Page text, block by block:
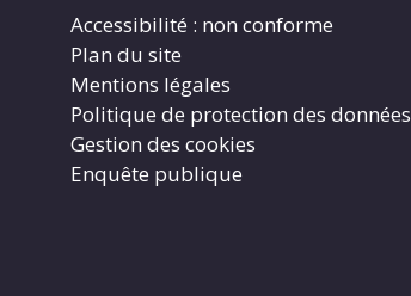
Accessibilité : non conforme
Plan du site
Mentions légales
Politique de protection des données
Gestion des cookies
Enquête publique